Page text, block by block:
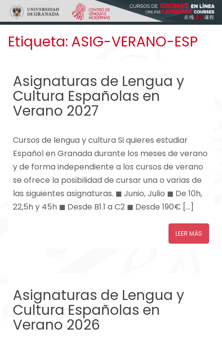
Skip to main content
Etiqueta: ASIG-VERANO-ESP
Asignaturas de Lengua y
Cultura Españolas en
Verano 2027
Cursos de lengua y cultura Si quieres estudiar
Español en Granada durante los meses de verano
y de forma independiente a los cursos de verano
se ofrece la posibilidad de cursar una o varias de
las siguientes asignaturas. ◼ Junio, Julio ◼ De 10h,
22,5h y 45h ◼ Desde B1.1 a C2 ◼ Desde 190€ […]
LEER MÁS
Asignaturas de Lengua y
Cultura Españolas en
Verano 2026